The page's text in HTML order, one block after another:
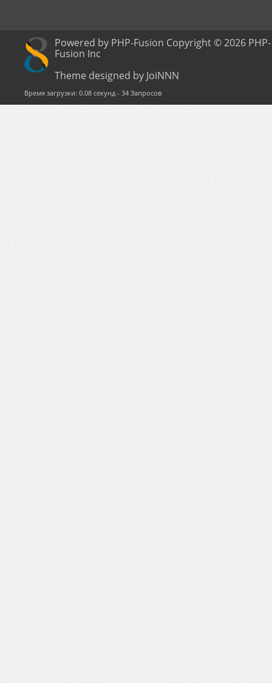
Powered by PHP-Fusion Copyright © 2026 PHP-
Fusion Inc
Theme designed by JoiNNN
Время загрузки: 0.08 секунд - 34 Запросов